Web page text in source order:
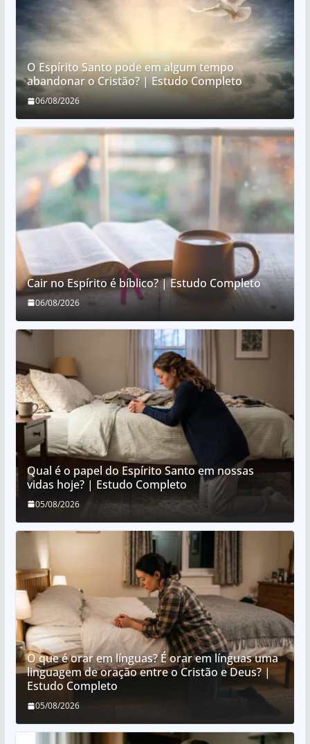
O Espírito Santo pode em algum tempo
abandonar o Cristão? | Estudo Completo
06/08/2026
Cair no Espírito é bíblico? | Estudo Completo
06/08/2026
Qual é o papel do Espírito Santo em nossas
vidas hoje? | Estudo Completo
05/08/2026
O que é orar em línguas? É orar em línguas uma
linguagem de oração entre o Cristão e Deus? |
Estudo Completo
05/08/2026